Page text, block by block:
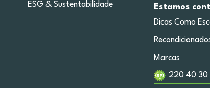
ESG & Sustentabilidade Estamos
Dicas Como
Marcas
220 40 30